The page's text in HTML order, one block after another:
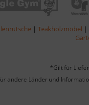
| Teakholzmöbel |
*Gilt für
andere Länder und